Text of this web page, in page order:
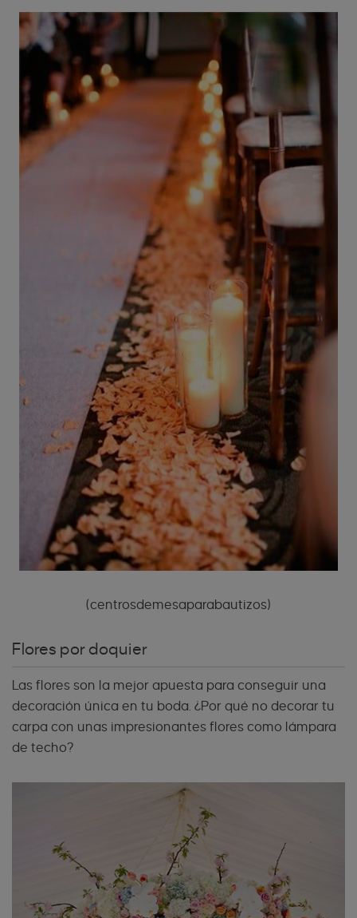
(centrosdemesaparabautizos)
Flores por doquier
Las flores son la mejor apuesta para conseguir una
decoración única en tu boda. ¿Por qué no decorar tu
carpa con unas impresionantes flores como lámpara
de techo?